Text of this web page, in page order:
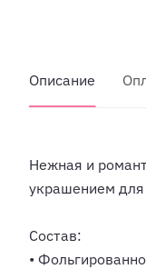
Описание
Нежная и
украшением для
Состав:
•